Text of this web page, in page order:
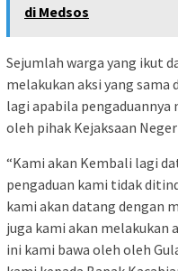
di Medsos
Sejumlah warga yang ikut
melakukan aksi yang sama
lagi apabila
oleh pihak Kejaksaan
“Kami akan Kembali lagi
pengaduan kami tidak
kami akan datang dengan
juga kami akan melakukan
ini kami bawa oleh oleh